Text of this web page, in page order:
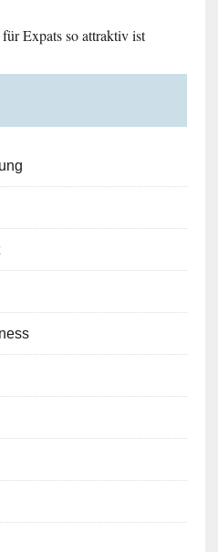
Expats so attraktiv ist